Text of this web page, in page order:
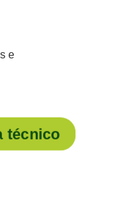
técnico